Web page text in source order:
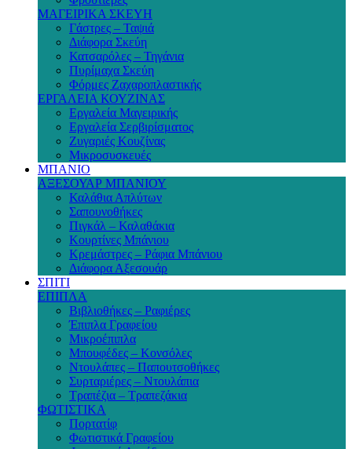
ΜΑΓΕΙΡΙΚΑ ΣΚΕΥΗ
Γάστρες – Ταψιά
Διάφορα Σκεύη
Κατσαρόλες – Τηγάνια
Πυρίμαχα Σκεύη
Φόρμες Ζαχαροπλαστικής
ΕΡΓΑΛΕΙΑ ΚΟΥΖΙΝΑΣ
Εργαλεία Μαγειρικής
Εργαλεία Σερβιρίσματος
Ζυγαριές Κουζίνας
Μικροσυσκευές
ΜΠΑΝΙΟ
ΑΞΕΣΟΥΑΡ ΜΠΑΝΙΟΥ
Καλάθια Απλύτων
Σαπουνοθήκες
Πιγκάλ – Καλαθάκια
Κουρτίνες Μπάνιου
Κρεμάστρες – Ράφια Μπάνιου
Διάφορα Αξεσουάρ
ΣΠΙΤΙ
ΕΠΙΠΛΑ
Βιβλιοθήκες – Ραφιέρες
Έπιπλα Γραφείου
Μικροέπιπλα
Μπουφέδες – Κονσόλες
Ντουλάπες – Παπουτσοθήκες
Συρταριέρες – Ντουλάπια
Τραπέζια – Τραπεζάκια
ΦΩΤΙΣΤΙΚΑ
Πορτατίφ
Φωτιστικά Γραφείου